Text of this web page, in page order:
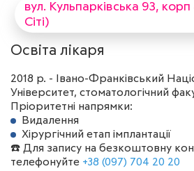
вул. Кульпарківська 93,
Сіті)
Освіта лікаря
2018 р. - Івано-Франківський
Університет, стоматологічний
Пріоритетні напрямки:
Видалення
Хірургічний етап імплантації
☎️ Для запису на безкоштовну
телефонуйте +38 (097) 704 20 20